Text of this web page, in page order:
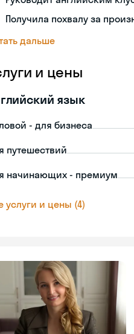
Получила похвалу за
дальше
и цены
язык
- для бизнеса
путешествий
начинающих - премиум
услуги и цены (4)